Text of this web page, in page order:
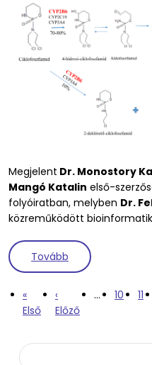
Megjelent Dr. Monostory
Mangó Katalin első-
folyóiratban, melyben Dr.
közreműködött
Tovább (A CYP2B6
Oldalszámozás
Első oldal
«
Első
Előző oldal
‹
Előző
… Oldal
10 11
Keresés
Keresés